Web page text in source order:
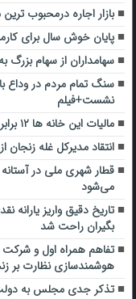
بازار اجاره درمحبوب
پایان خوش سال برای
سهامداران از سهام
سنگ تمام مردم در وداع
نشست+فیلم
مالیات این خانه ها ۱۲ برابر شد
انتقاد مدیرکل غله زنجان
قطار شهری ملی در آستانه
می‌شود
بگیران راحت شد
تفاهم همراه اول و
هوشمندسازی نظارت بر
تذکر جدی مجلس به